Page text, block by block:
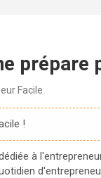
Facile
!
à